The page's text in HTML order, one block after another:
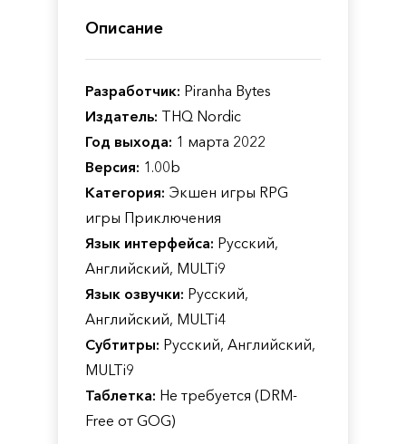
Описание
Разработчик: Piranha Bytes
Издатель: THQ Nordic
Год выхода: 1 марта 2022
Версия: 1.00b
Категория: Экшен игры RPG
игры Приключения
Язык интерфейса: Русский,
Английский, MULTi9
Язык озвучки: Русский,
Английский, MULTi4
Субтитры: Русский, Английский,
MULTi9
Таблетка: Не требуется (DRM-
Free от GOG)